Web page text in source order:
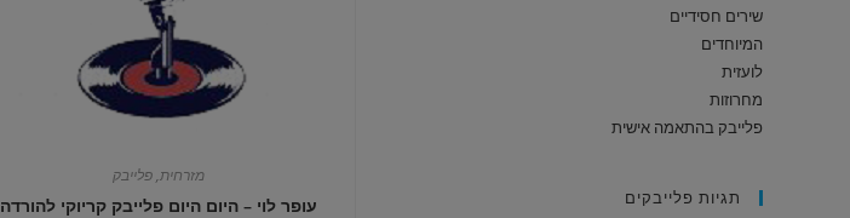
מזרחית,פלייבק
עופר לוי – היום היום פלייבק קריוקי להורדה
שירים חסידיים
המיוחדים
לועזית
מחרוזות
פלייבק בהתאמה אישית
תגיות פלייבקים